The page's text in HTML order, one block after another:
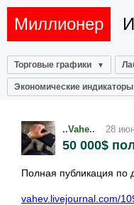
Миллионер
Торговые графики
Экономические индикаторы
..Vahe.. 28
50 000$
Полная публикация по
vahev.livejournal.com/